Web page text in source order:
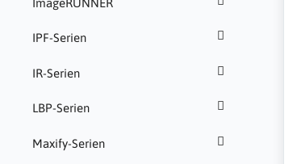
IPF-Serien
IR-Serien
LBP-Serien
Maxify-Serien